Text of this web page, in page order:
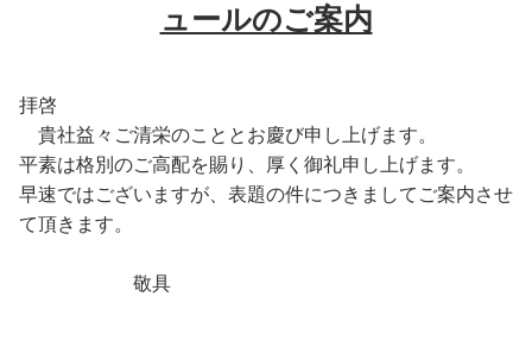
ュールのご案内
拝啓
貴社益々ご清栄のこととお慶び申し上げます。
平素は格別のご高配を賜り、厚く御礼申し上げます。
早速ではございますが、表題の件につきましてご案内させ
て頂きます。
敬具